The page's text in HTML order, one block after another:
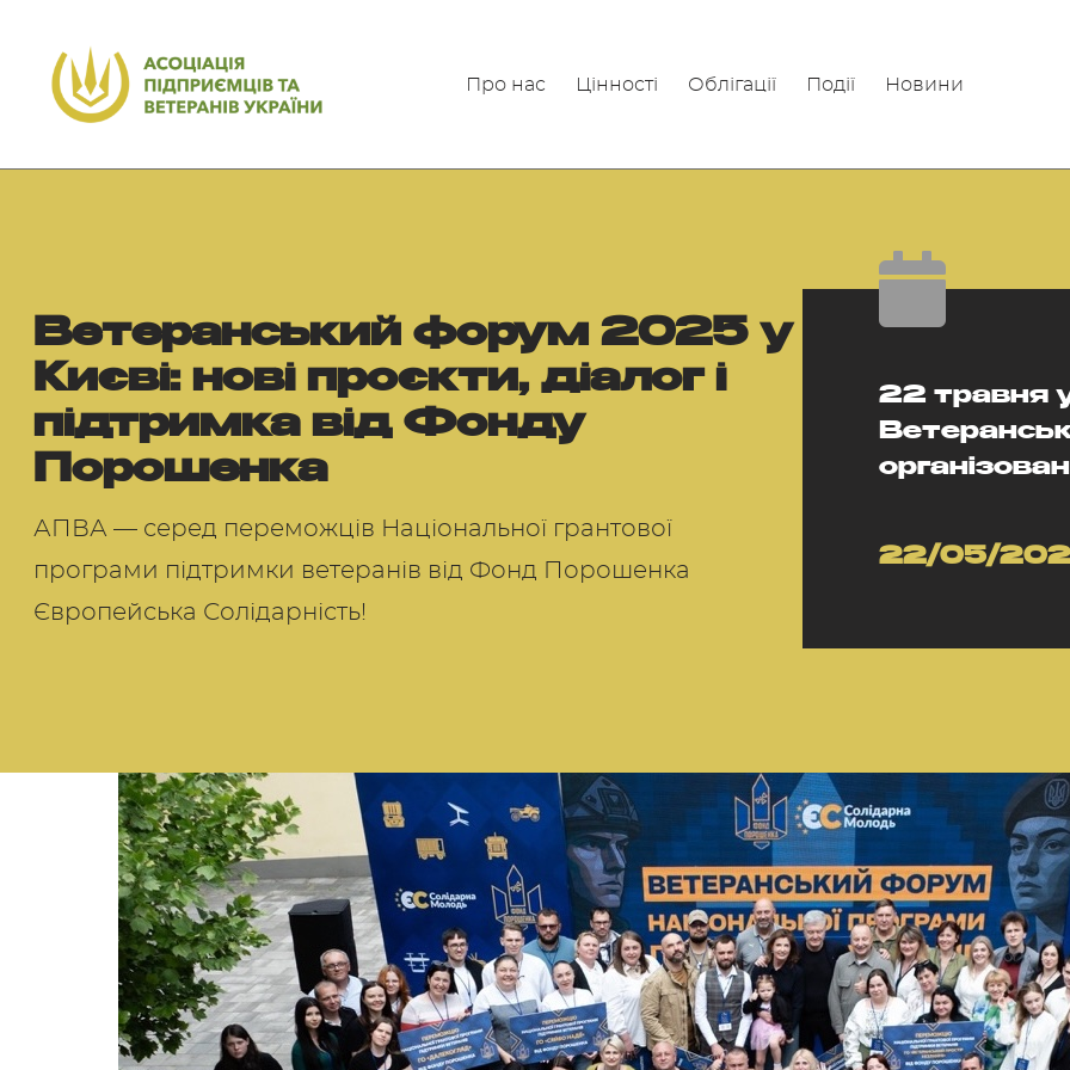
Про нас Цінності Облігації Події Новини
Ветеранський форум 2025 у
Києві: нові проєкти, діалог і
підтримка від Фонду
Порошенка
АПВА — серед переможців Національної грантової
програми підтримки ветеранів від Фонд Порошенка
Європейська Солідарність!
22 травня
22/05/